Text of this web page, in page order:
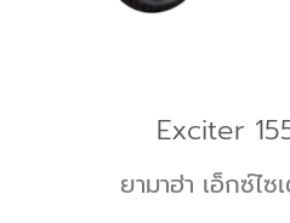
Exciter
ยามาฮ่า เอ็กซ์ไ